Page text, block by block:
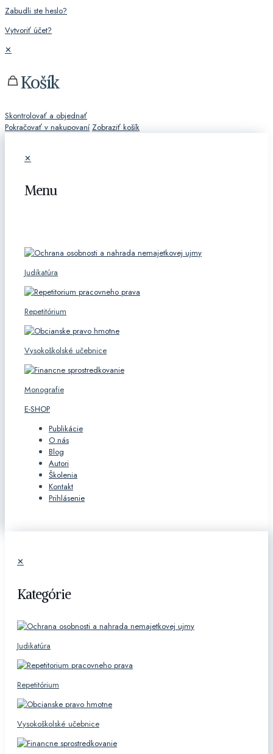
Zabudli ste heslo?
Vytvoriť účet?
✕
Košík
Skontrolovať a objednať
Pokračovať v nakupovaní Zobraziť košík
✕
Menu
Judikatúra
Repetitórium
Vysokoškolské učebnice
Monografie
E-SHOP
Publikácie
O nás
Blog
Autori
Školenia
Kontakt
Prihlásenie
✕
Kategórie
Judikatúra
Repetitórium
Vysokoškolské učebnice